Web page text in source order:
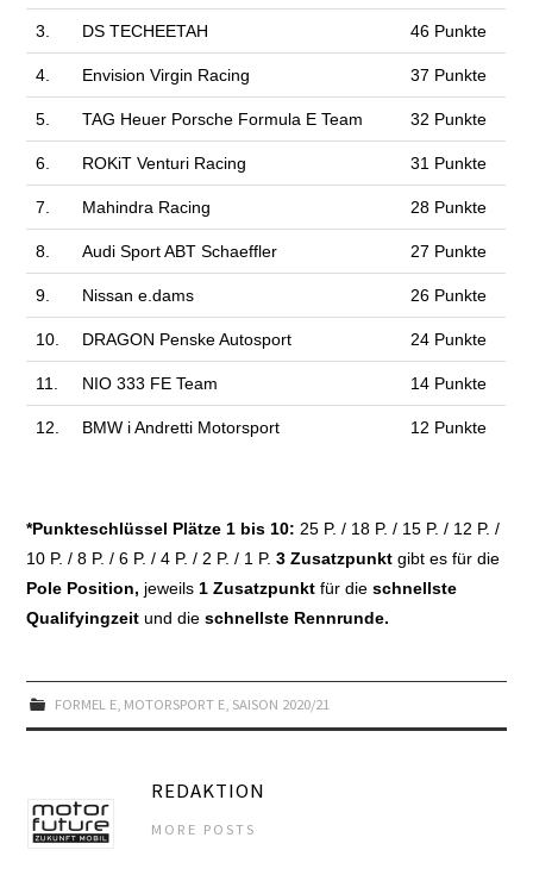
3. DS TECHEETAH 46 Punkte
4. Envision Virgin Racing 37 Punkte
5. TAG Heuer Porsche Formula E Team 32 Punkte
6. ROKiT Venturi Racing 31 Punkte
7. Mahindra Racing 28 Punkte
8. Audi Sport ABT Schaeffler 27 Punkte
9. Nissan e.dams 26 Punkte
10. DRAGON Penske Autosport 24 Punkte
11. NIO 333 FE Team 14 Punkte
12. BMW i Andretti Motorsport 12 Punkte
*Punkteschlüssel Plätze 1 bis 10: 25 P. / 18 P. / 15 P. / 12 P. /
10 P. / 8 P. / 6 P. / 4 P. / 2 P. / 1 P.3 Zusatzpunkt gibt es für die
Pole Position, jeweils 1 Zusatzpunktfür die schnellste
Qualifyingzeit und dieschnellste Rennrunde.
FORMEL E, MOTORSPORT E, SAISON 2020/21
REDAKTION
MORE POSTS